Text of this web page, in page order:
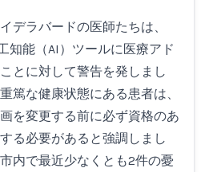
デラバードの医師たちは、
知能（AI）ツールに医療アド
とに対して警告を発しまし
篤な健康状態にある患者は、
を変更する前に必ず資格のあ
る必要があると強調しまし
内で最近少なくとも2件の憂